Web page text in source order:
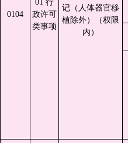
0104
01 行
政许可
类事项
记（人体器官移
植除外）（权限
内）